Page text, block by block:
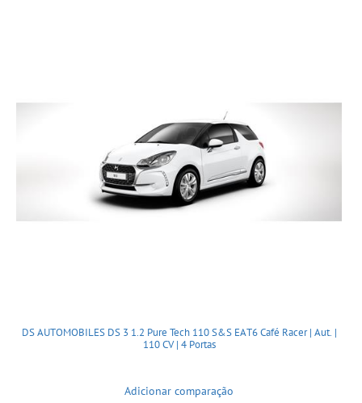
DS AUTOMOBILES DS 3 1.2 Pure Tech 110 S&S EAT6 Café Racer | Aut. |
110 CV | 4 Portas
Adicionar comparação